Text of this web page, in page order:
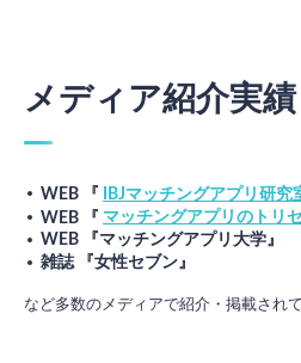
メディア紹介実績
WEB 『 IBJマッチングアプリ研究
WEB 『 マッチングアプリのトリ
WEB 『マッチングアプリ大学』
雑誌 『女性セブン』
など多数のメディアで紹介・掲載されて